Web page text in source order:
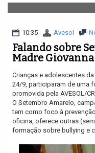
10:35 Avesol
Falando sobre
Madre Giovanna
Crianças e adolescentes
24/9, participaram de uma
promovida pela AVESOL/
O Setembro Amarelo,
tem como foco à
oficina, oferece outras
formação sobre bullying e